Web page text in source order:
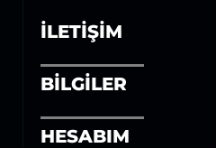
İLETIŞIM
BILGILER
HESABIM